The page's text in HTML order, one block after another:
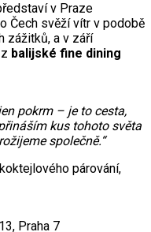
v Praze
Čech svěží vítr v podobě
zážitků, a v září
balijské fine dining
pokrm – je to cesta,
kus tohoto světa
společně.“
párování,
Praha 7